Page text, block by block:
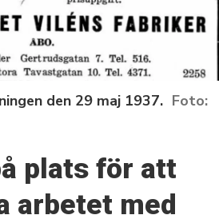
den 29 maj 1937.
plats för att
arbetet med